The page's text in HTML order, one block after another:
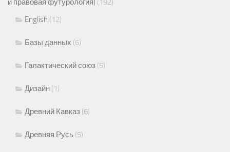
и правовая футурология) (192)
English (12)
Базы данных (6)
Галактический союз (5)
Дизайн (1)
Древний Кавказ (6)
Древняя Русь (5)